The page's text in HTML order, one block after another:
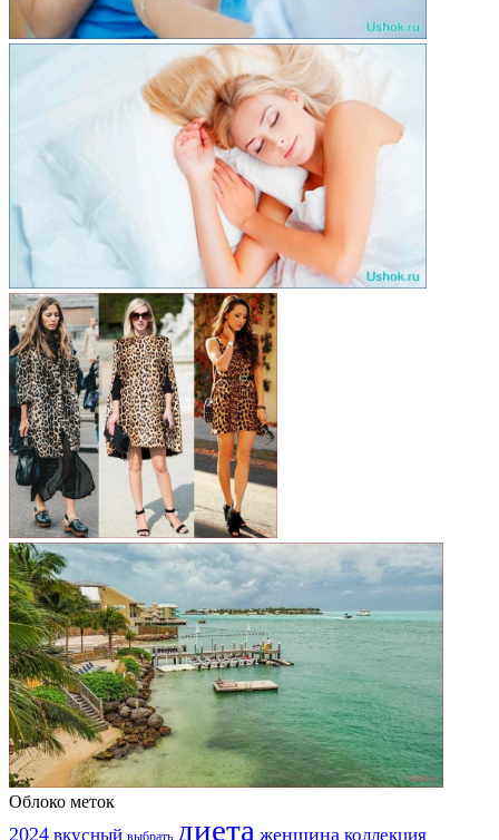
Облоко меток
2024 вкусный выбрать диета женщина коллекция